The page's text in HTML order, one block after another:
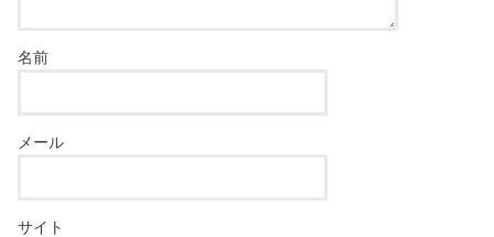
名前
メール
サイト